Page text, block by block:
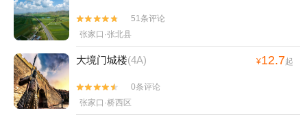


51条评论
张家口·张北县
大境门城楼(4A) ¥12.7起


0条评论
张家口·桥西区